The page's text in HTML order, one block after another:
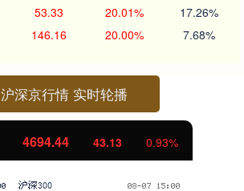
53.33 20.01% 17.26%
146.16 20.00% 7.68%
沪深京行情 实时轮播
4694.44 43.13 0.93%